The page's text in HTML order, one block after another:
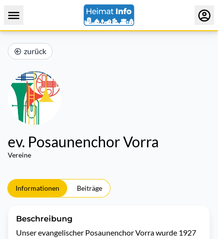
zurück
ev. Posaunenchor Vorra
Vereine
Informationen Beiträge
Beschreibung
Unser evangelischer Posaunenchor Vorra wurde 1927